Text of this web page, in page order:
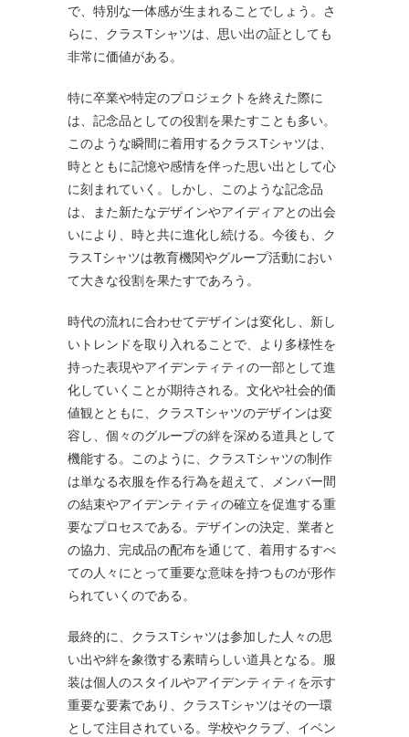
で、特別な一体感が生まれることでしょう。さ
らに、クラスTシャツは、思い出の証としても
非常に価値がある。
特に卒業や特定のプロジェクトを終えた際に
は、記念品としての役割を果たすことも多い。
このような瞬間に着用するクラスTシャツは、
時とともに記憶や感情を伴った思い出として心
に刻まれていく。しかし、このような記念品
は、また新たなデザインやアイディアとの出会
いにより、時と共に進化し続ける。今後も、ク
ラスTシャツは教育機関やグループ活動におい
て大きな役割を果たすであろう。
時代の流れに合わせてデザインは変化し、新し
いトレンドを取り入れることで、より多様性を
持った表現やアイデンティティの一部として進
化していくことが期待される。文化や社会的価
値観とともに、クラスTシャツのデザインは変
容し、個々のグループの絆を深める道具として
機能する。このように、クラスTシャツの制作
は単なる衣服を作る行為を超えて、メンバー間
の結束やアイデンティティの確立を促進する重
要なプロセスである。デザインの決定、業者と
の協力、完成品の配布を通じて、着用するすべ
ての人々にとって重要な意味を持つものが形作
られていくのである。
最終的に、クラスTシャツは参加した人々の思
い出や絆を象徴する素晴らしい道具となる。服
装は個人のスタイルやアイデンティティを示す
重要な要素であり、クラスTシャツはその一環
として注目されている。学校やクラブ、イベン